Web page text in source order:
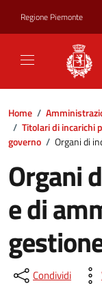
Regione Piemonte
Home /
/ Titolari di incarichi
governo / Organi di
Organi
e di
Condividi